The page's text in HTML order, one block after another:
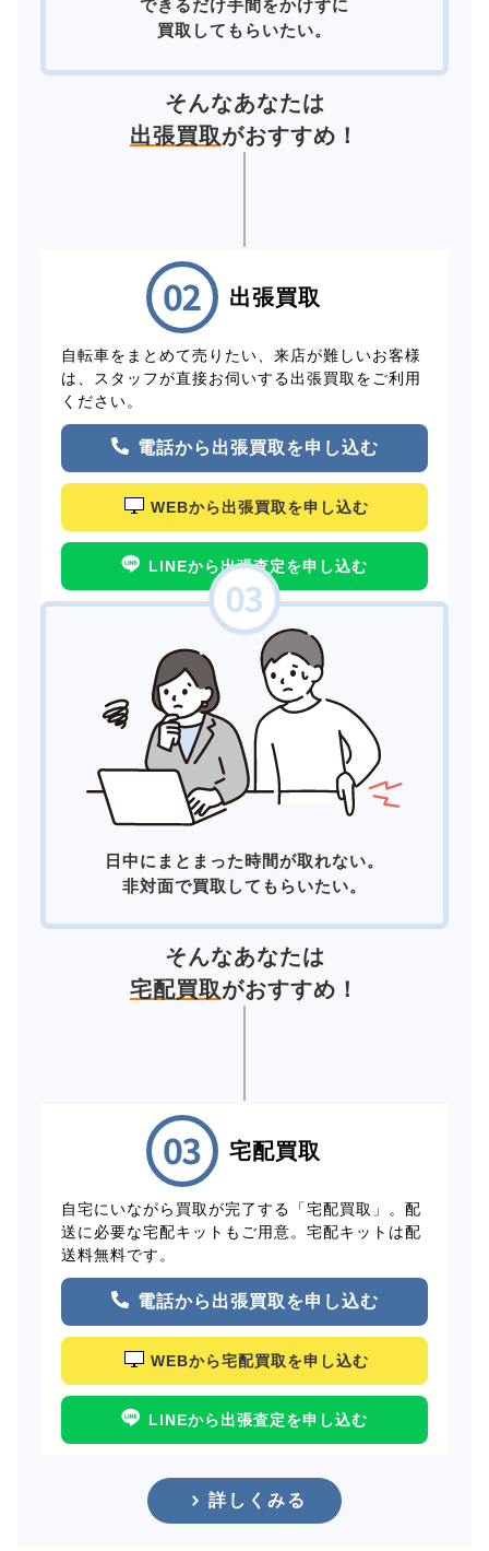
できるだけ手間をかけずに
買取してもらいたい。
そんなあなたは
出張買取がおすすめ！
出張買取
自転車をまとめて売りたい、来店が難しいお客様
は、スタッフが直接お伺いする出張買取をご利用
ください。
電話から出張買取を申し込む
WEBから出張買取を申し込む
LINEから出張査定を申し込む
日中にまとまった時間が取れない。
非対面で買取してもらいたい。
そんなあなたは
宅配買取がおすすめ！
宅配買取
自宅にいながら買取が完了する「宅配買取」。配
送に必要な宅配キットもご用意。宅配キットは配
送料無料です。
電話から出張買取を申し込む
WEBから宅配買取を申し込む
LINEから出張査定を申し込む
詳しくみる